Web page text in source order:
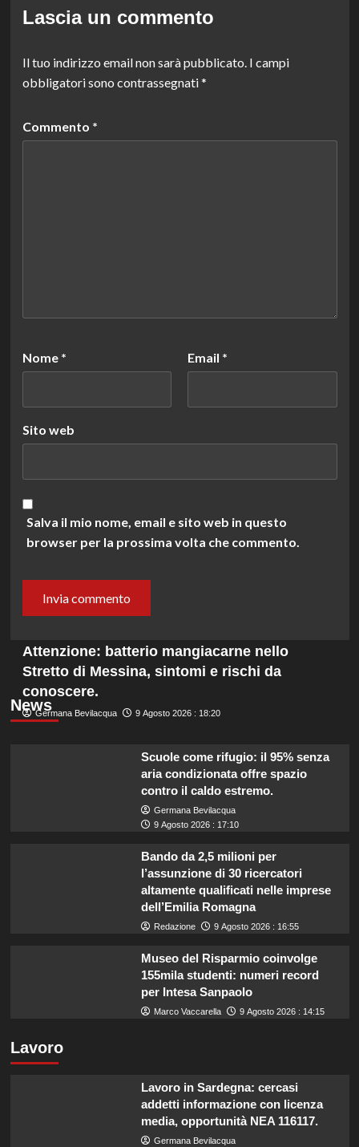
Lascia un commento
Il tuo indirizzo email non sarà pubblicato. I campi
obbligatori sono contrassegnati*
Commento *
Nome * Email *
Sito web
Salva il mio nome, email e sito web in questo
browser per la prossima volta che commento.
News
Attenzione: batterio mangiacarne nello
Stretto di Messina, sintomi e rischi da
conoscere.
Germana Bevilacqua 9 Agosto 2026 : 18:20
Scuole come rifugio: il 95% senza
aria condizionata offre spazio
contro il caldo estremo.
Germana Bevilacqua
9 Agosto 2026 : 17:10
Bando da 2,5 milioni per
l’assunzione di 30 ricercatori
altamente qualificati nelle imprese
dell’Emilia Romagna
Redazione 9 Agosto 2026 : 16:55
Museo del Risparmio coinvolge
155mila studenti: numeri record
per Intesa Sanpaolo
Marco Vaccarella 9 Agosto 2026 : 14:15
Lavoro
Lavoro in Sardegna: cercasi
addetti informazione con licenza
media, opportunità NEA 116117.
Germana Bevilacqua